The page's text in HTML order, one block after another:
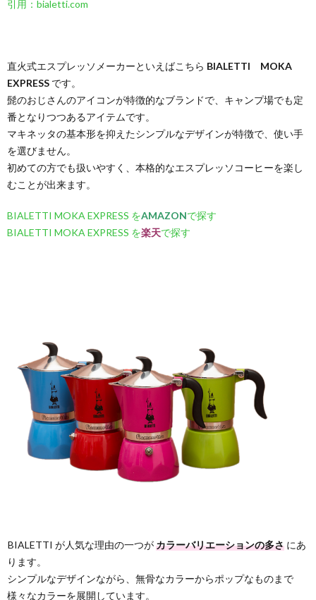
引用：bialetti.com
直火式エスプレッソメーカーといえばこちら BIALETTI MOKA
EXPRESS です。
髭のおじさんのアイコンが特徴的なブランドで、キャンプ場でも定
番となりつつあるアイテムです。
マキネッタの基本形を抑えたシンプルなデザインが特徴で、使い手
を選びません。
初めての方でも扱いやすく、本格的なエスプレッソコーヒーを楽し
むことが出来ます。
BIALETTI MOKA EXPRESS をAMAZONで探す
BIALETTI MOKA EXPRESS を楽天で探す
BIALETTI が人気な理由の一つがカラーバリエーションの多さ にあ
ります。
シンプルなデザインながら、無骨なカラーからポップなものまで
様々なカラーを展開しています。